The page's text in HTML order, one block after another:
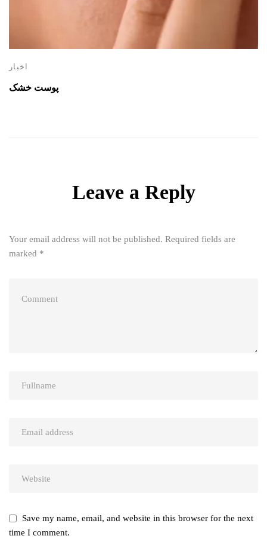
اخبار
پوست خشک
Leave a Reply
Your email address will not be published. Required fields are
marked *
Save my name, email, and website in this browser for the next
time I comment.